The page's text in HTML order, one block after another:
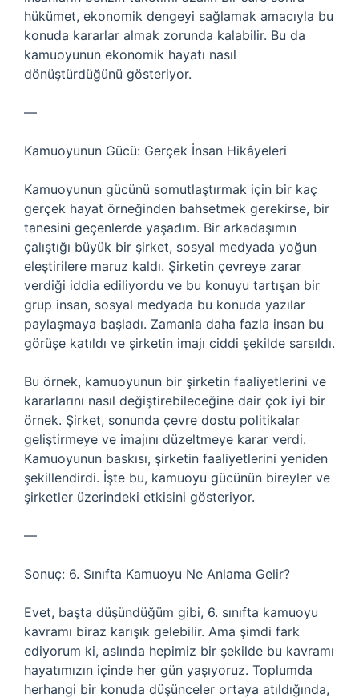
hükümet, ekonomik dengeyi sağlamak amacıyla bu
konuda kararlar almak zorunda kalabilir. Bu da
kamuoyunun ekonomik hayatı nasıl
dönüştürdüğünü gösteriyor.
—
Kamuoyunun Gücü: Gerçek İnsan Hikâyeleri
Kamuoyunun gücünü somutlaştırmak için bir kaç
gerçek hayat örneğinden bahsetmek gerekirse, bir
tanesini geçenlerde yaşadım. Bir arkadaşımın
çalıştığı büyük bir şirket, sosyal medyada yoğun
eleştirilere maruz kaldı. Şirketin çevreye zarar
verdiği iddia ediliyordu ve bu konuyu tartışan bir
grup insan, sosyal medyada bu konuda yazılar
paylaşmaya başladı. Zamanla daha fazla insan bu
görüşe katıldı ve şirketin imajı ciddi şekilde sarsıldı.
Bu örnek, kamuoyunun bir şirketin faaliyetlerini ve
kararlarını nasıl değiştirebileceğine dair çok iyi bir
örnek. Şirket, sonunda çevre dostu politikalar
geliştirmeye ve imajını düzeltmeye karar verdi.
Kamuoyunun baskısı, şirketin faaliyetlerini yeniden
şekillendirdi. İşte bu, kamuoyu gücünün bireyler ve
şirketler üzerindeki etkisini gösteriyor.
—
Sonuç: 6. Sınıfta Kamuoyu Ne Anlama Gelir?
Evet, başta düşündüğüm gibi, 6. sınıfta kamuoyu
kavramı biraz karışık gelebilir. Ama şimdi fark
ediyorum ki, aslında hepimiz bir şekilde bu kavramı
hayatımızın içinde her gün yaşıyoruz. Toplumda
herhangi bir konuda düşünceler ortaya atıldığında,